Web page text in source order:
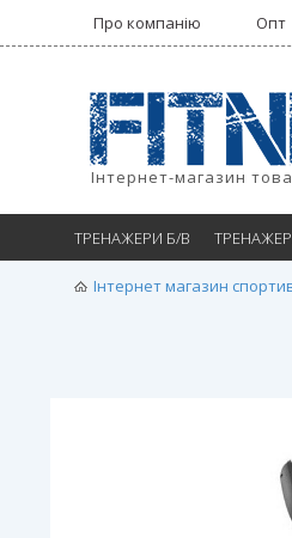
Про компанію Опт
Інтернет-магазин
ТРЕНАЖЕРИ Б/В
Інтернет магазин